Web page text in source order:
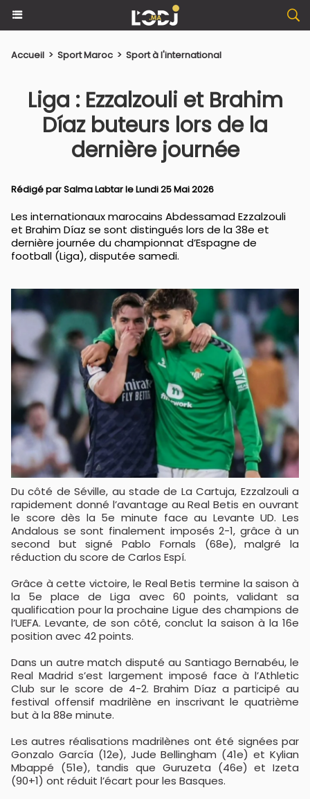
Accueil > Sport Maroc > Sport à l'international
Liga : Ezzalzouli et Brahim
Díaz buteurs lors de la
dernière journée
Rédigé parSalma Labtarle Lundi 25 Mai 2026
Les internationaux marocains Abdessamad Ezzalzouli
et Brahim Díaz se sont distingués lors de la 38e et
dernière journée du championnat d’Espagne de
football (Liga), disputée samedi.
Du côté de Séville, au stade de La Cartuja, Ezzalzouli a
rapidement donné l’avantage au Real Betis en ouvrant
le score dès la 5e minute face au Levante UD. Les
Andalous se sont finalement imposés 2-1, grâce à un
second but signé Pablo Fornals (68e), malgré la
réduction du score de Carlos Espí.
Grâce à cette victoire, le Real Betis termine la saison à
la 5e place de Liga avec 60 points, validant sa
qualification pour la prochaine Ligue des champions de
l’UEFA. Levante, de son côté, conclut la saison à la 16e
position avec 42 points.
Dans un autre match disputé au Santiago Bernabéu, le
Real Madrid s’est largement imposé face à l’Athletic
Club sur le score de 4-2. Brahim Díaz a participé au
festival offensif madrilène en inscrivant le quatrième
but à la 88e minute.
Les autres réalisations madrilènes ont été signées par
Gonzalo García (12e), Jude Bellingham (41e) et Kylian
Mbappé (51e), tandis que Guruzeta (46e) et Izeta
(90+1) ont réduit l’écart pour les Basques.